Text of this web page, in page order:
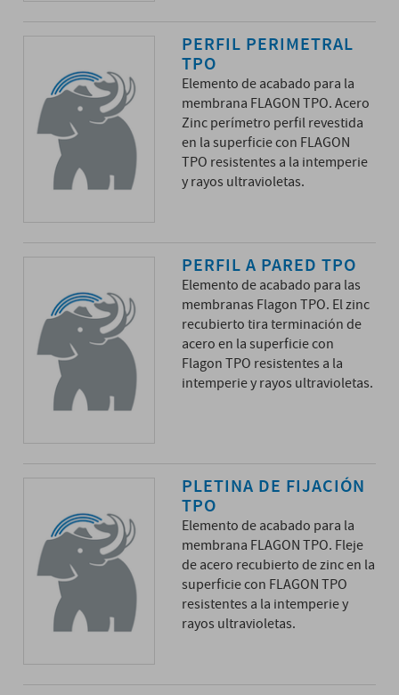
PERFIL PERIMETRAL
TPO
Elemento de acabado para la
membrana FLAGON TPO. Acero
Zinc perímetro perfil revestida
en la superficie con FLAGON
TPO resistentes a la intemperie
y rayos ultravioletas.
PERFIL A PARED TPO
Elemento de acabado para las
membranas Flagon TPO. El zinc
recubierto tira terminación de
acero en la superficie con
Flagon TPO resistentes a la
intemperie y rayos ultravioletas.
PLETINA DE FIJACIÓN
TPO
Elemento de acabado para la
membrana FLAGON TPO. Fleje
de acero recubierto de zinc en la
superficie con FLAGON TPO
resistentes a la intemperie y
rayos ultravioletas.